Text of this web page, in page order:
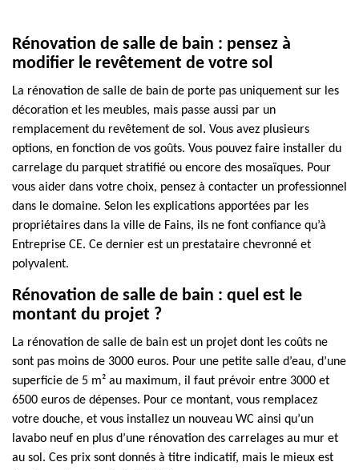
Rénovation de salle de bain : pensez à
modifier le revêtement de votre sol
La rénovation de salle de bain de porte pas uniquement sur les
décoration et les meubles, mais passe aussi par un
remplacement du revêtement de sol. Vous avez plusieurs
options, en fonction de vos goûts. Vous pouvez faire installer du
carrelage du parquet stratifié ou encore des mosaïques. Pour
vous aider dans votre choix, pensez à contacter un professionnel
dans le domaine. Selon les explications apportées par les
propriétaires dans la ville de Fains, ils ne font confiance qu’à
Entreprise CE. Ce dernier est un prestataire chevronné et
polyvalent.
Rénovation de salle de bain : quel est le
montant du projet ?
La rénovation de salle de bain est un projet dont les coûts ne
sont pas moins de 3000 euros. Pour une petite salle d’eau, d’une
superficie de 5 m² au maximum, il faut prévoir entre 3000 et
6500 euros de dépenses. Pour ce montant, vous remplacez
votre douche, et vous installez un nouveau WC ainsi qu’un
lavabo neuf en plus d’une rénovation des carrelages au mur et
au sol. Ces prix sont donnés à titre indicatif, mais le mieux est